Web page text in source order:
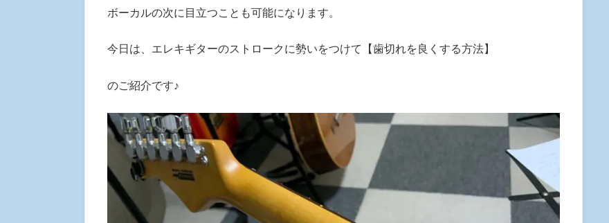
ボーカルの次に目立つことも可能になります。
今日は、エレキギターのストロークに勢いをつけて【歯切れを良くする方法】
のご紹介です♪